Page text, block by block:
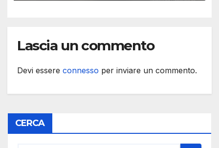
Lascia un commento
Devi essere connesso per inviare un commento.
CERCA